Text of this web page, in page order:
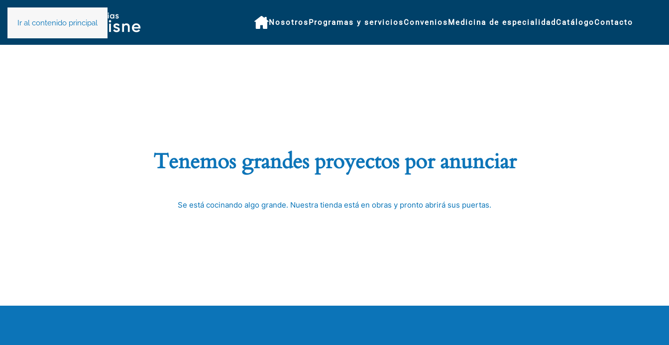
Ir al contenido principal NosotrosProgramas y serviciosConveniosMedicina de especialidad CatálogoContacto
Tenemos grandes proyectos por anunciar
Se está cocinando algo grande. Nuestra tienda está en obras y pronto abrirá sus puertas.